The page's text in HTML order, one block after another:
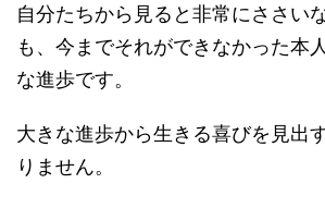
自分たちから見ると非常にささい
も、今までそれができなかった本
な進歩です。
大きな進歩から生きる喜びを見出
りません。